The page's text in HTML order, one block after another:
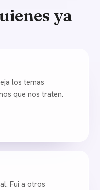
ya
los temas
que nos traten.
Fui a otros